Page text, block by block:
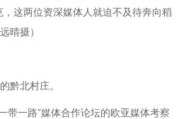
，这两位资深媒体人就迫不及待奔向稻
晴摄）
黔北村庄。
带一路”媒体合作论坛的欧亚媒体考察